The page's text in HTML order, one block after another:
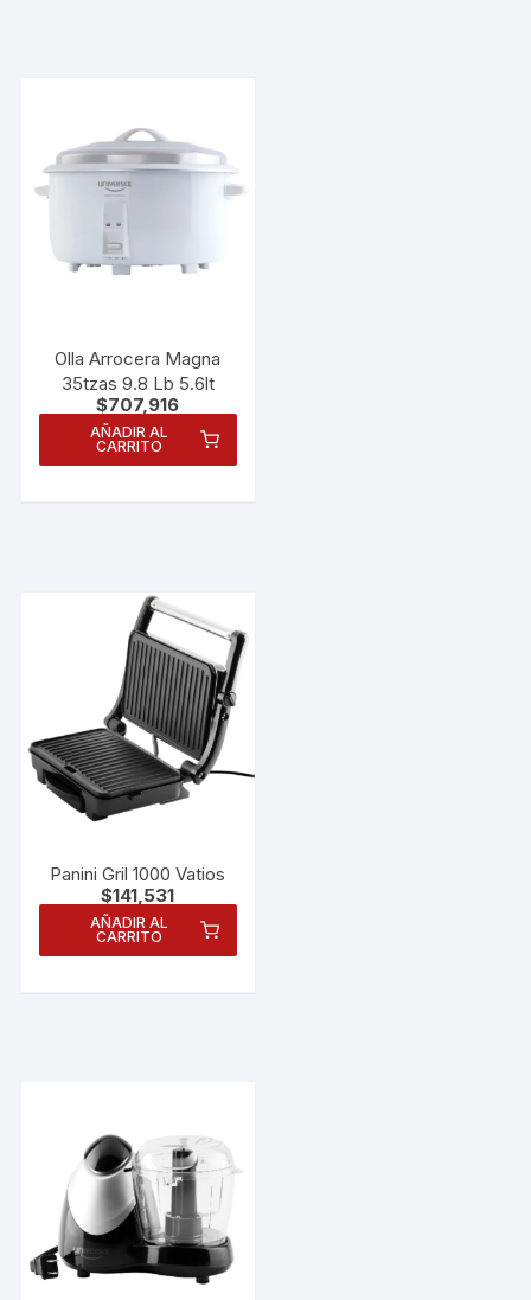
Olla Arrocera Magna
35tzas 9.8 Lb 5.6lt
$707,916
AÑADIR AL
CARRITO
Panini Gril 1000 Vatios
$141,531
AÑADIR AL
CARRITO